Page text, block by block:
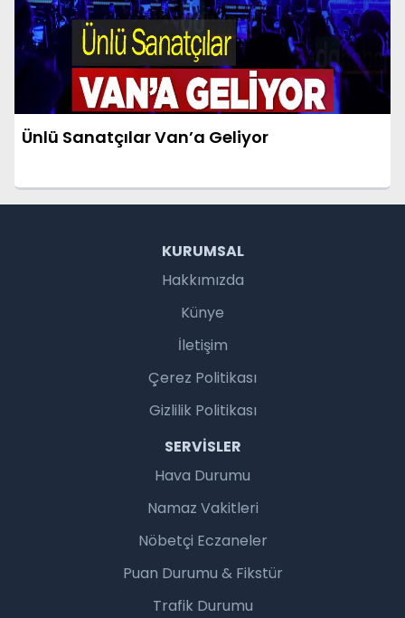
Ünlü Sanatçılar Van’a Geliyor
KURUMSAL
Hakkımızda
Künye
İletişim
Çerez Politikası
Gizlilik Politikası
SERVISLER
Hava Durumu
Namaz Vakitleri
Nöbetçi Eczaneler
Puan Durumu & Fikstür
Trafik Durumu